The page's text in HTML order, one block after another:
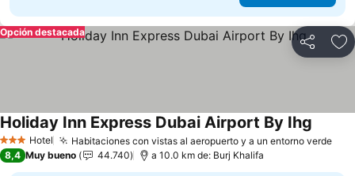
Compartir
Opción destacada
3 Estrellas
Hotel Habitaciones con vistas al aeropuerto y a un entorno verde
Holiday Inn Express Dubai Airport By Ihg
8,4 Muy bueno 44.740 a 10.0 km de: Burj Khalifa